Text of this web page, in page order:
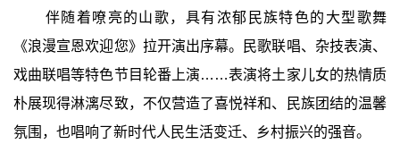
伴随着嘹亮的山歌，具有浓郁民族特色的大型歌舞
《浪漫宣恩欢迎您》拉开演出序幕。民歌联唱、杂技表演、
戏曲联唱等特色节目轮番上演……表演将土家儿女的热情质
朴展现得淋漓尽致，不仅营造了喜悦祥和、民族团结的温馨
氛围，也唱响了新时代人民生活变迁、乡村振兴的强音。